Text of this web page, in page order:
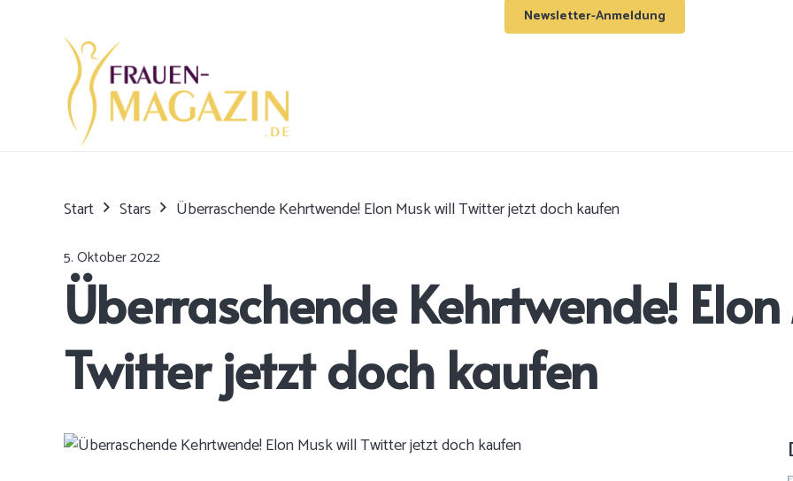
Newsletter-Anmeldung
Start Stars Überraschende Kehrtwende! Elon Musk will Twitter jetzt doch kaufen
5. Oktober 2022
Überraschende Kehrtwende!
Twitter jetzt doch kaufen